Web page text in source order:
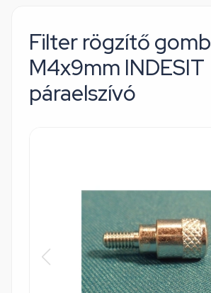
Filter rögzítő gomb
M4x9mm INDESIT
páraelszívó